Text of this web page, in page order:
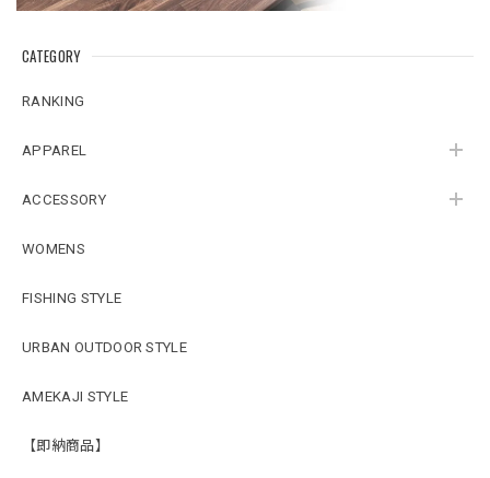
CATEGORY
RANKING
APPAREL
ACCESSORY
WOMENS
FISHING STYLE
URBAN OUTDOOR STYLE
AMEKAJI STYLE
【即納商品】